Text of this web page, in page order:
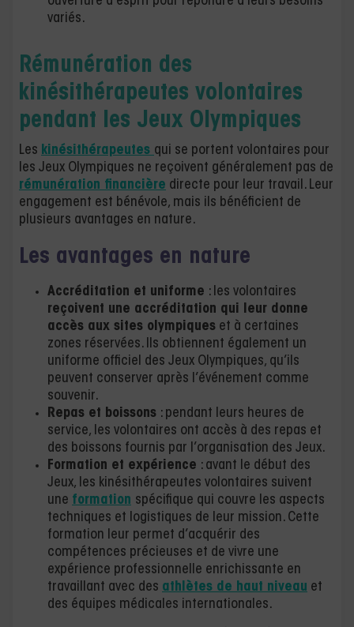
variés.
Rémunération des
kinésithérapeutes volontaires
pendant les Jeux Olympiques
Les kinésithérapeutes qui se portent volontaires pour
les Jeux Olympiques ne reçoivent généralement pas de
rémunération financière directe pour leur travail. Leur
engagement est bénévole, mais ils bénéficient de
plusieurs avantages en nature.
Les avantages en nature
Accréditation et uniforme : les volontaires
reçoivent une accréditation qui leur donne
accès aux sites olympiques et à certaines
zones réservées. Ils obtiennent également un
uniforme officiel des Jeux Olympiques, qu’ils
peuvent conserver après l’événement comme
souvenir.
Repas et boissons : pendant leurs heures de
service, les volontaires ont accès à des repas et
des boissons fournis par l’organisation des Jeux​​​​.
Formation et expérience : avant le début des
Jeux, les kinésithérapeutes volontaires suivent
une formation spécifique qui couvre les aspects
techniques et logistiques de leur mission. Cette
formation leur permet d’acquérir des
compétences précieuses et de vivre une
expérience professionnelle enrichissante en
travaillant avec des athlètes de haut niveau et
des équipes médicales internationales​​.